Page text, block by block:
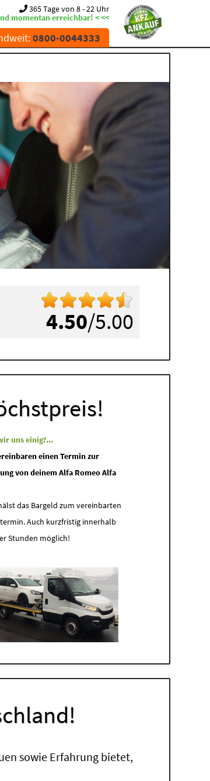
365 Tage von 8 - 22 Uhr
momentan erreichbar! < <<
0800-0044333
4.50/5.00
uns einig?...
einen Termin zur
von deinem Alfa Romeo Alfa
das Bargeld zum vereinbarten
Auch kurzfristig innerhalb
Stunden möglich!
sowie Erfahrung bietet,